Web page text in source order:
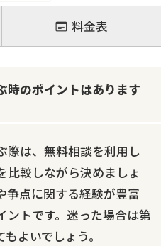
停
離婚裁判
婚
養育費問題
料金表
時のポイントはあります
際は、無料相談を利用し
比較しながら決めましょ
争点に関する経験が豊富
ントです。迷った場合は第
よいでしょう。